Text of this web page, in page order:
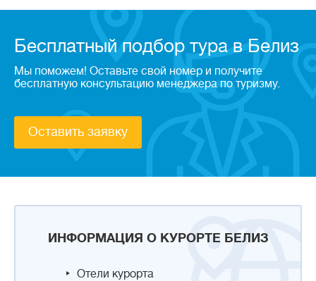
ИНФОРМАЦИЯ О КУРОРТЕ БЕЛИЗ
Отели курорта
Бесплатный подбор тура в Белиз
Мы поможем! Оставьте свой номер и получите
бесплатную консультацию менеджера по туризму.
Оставить заявку